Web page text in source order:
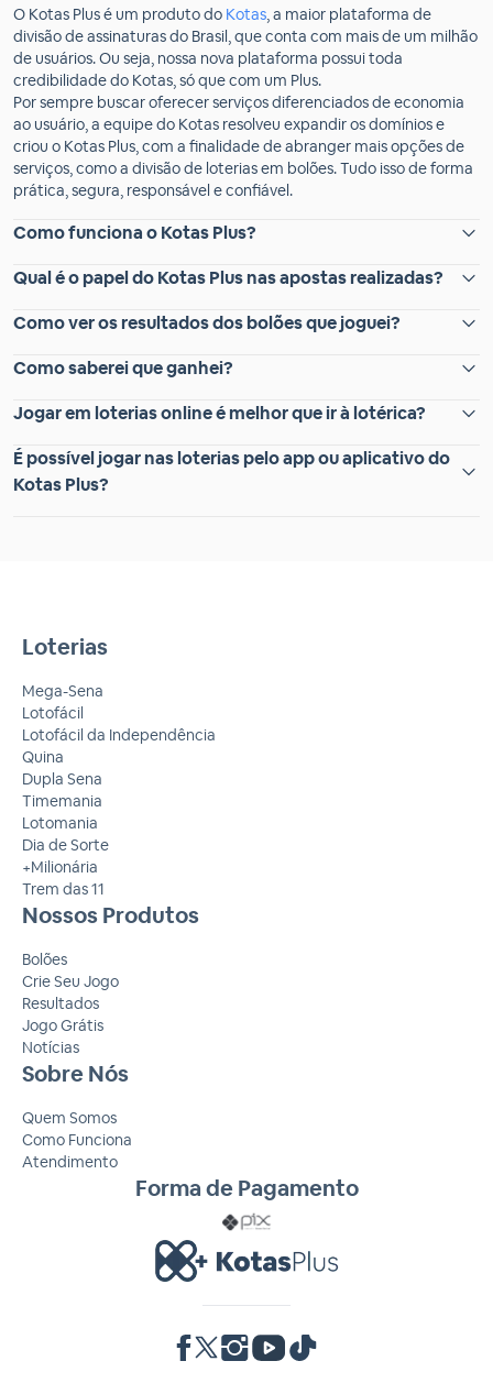
O Kotas Plus é um produto do Kotas, a maior plataforma de
divisão de assinaturas do Brasil, que conta com mais de um milhão
de usuários. Ou seja, nossa nova plataforma possui toda
credibilidade do Kotas, só que com um Plus.
Por sempre buscar oferecer serviços diferenciados de economia
ao usuário, a equipe do Kotas resolveu expandir os domínios e
criou o Kotas Plus, com a finalidade de abranger mais opções de
serviços, como a divisão de loterias em bolões. Tudo isso de forma
prática, segura, responsável e confiável.
Como funciona o Kotas Plus?
Qual é o papel do Kotas Plus nas apostas realizadas?
Como ver os resultados dos bolões que joguei?
Como saberei que ganhei?
Jogar em loterias online é melhor que ir à lotérica?
É possível jogar nas loterias pelo app ou aplicativo do
Kotas Plus?
Loterias
Mega-Sena
Lotofácil
Lotofácil da Independência
Quina
Dupla Sena
Timemania
Lotomania
Dia de Sorte
+Milionária
Trem das 11
Nossos Produtos
Bolões
Crie Seu Jogo
Resultados
Jogo Grátis
Notícias
Sobre Nós
Quem Somos
Como Funciona
Atendimento
Forma de Pagamento